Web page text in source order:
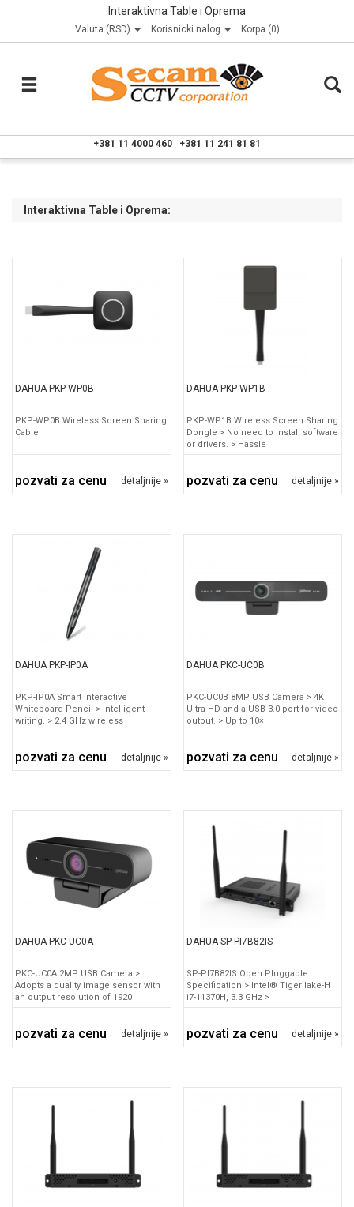
Interaktivna Table i Oprema
Valuta (RSD) Korisnicki nalog Korpa (0)
+381 11 4000 460 +381 11 241 81 81
Interaktivna Table i Oprema:
DAHUA PKP-WP0B
PKP-WP0B Wireless Screen Sharing
Cable
pozvati za cenu detaljnije »
DAHUA PKP-WP1B
PKP-WP1B Wireless Screen Sharing
Dongle > No need to install software
or drivers. > Hassle
pozvati za cenu detaljnije »
DAHUA PKP-IP0A
PKP-IP0A Smart Interactive
Whiteboard Pencil > Intelligent
writing. > 2.4 GHz wireless
pozvati za cenu detaljnije »
DAHUA PKC-UC0B
PKC-UC0B 8MP USB Camera > 4K
Ultra HD and a USB 3.0 port for video
output. > Up to 10×
pozvati za cenu detaljnije »
DAHUA PKC-UC0A
PKC-UC0A 2MP USB Camera >
Adopts a quality image sensor with
an output resolution of 1920
pozvati za cenu detaljnije »
DAHUA SP-PI7B82IS
SP-PI7B82IS Open Pluggable
Specification > Intel® Tiger lake-H
i7-11370H, 3.3 GHz >
pozvati za cenu detaljnije »